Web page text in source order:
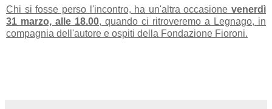
Chi si fosse perso l'incontro, ha un'altra occasione venerdì
31 marzo, alle 18.00, quando ci ritroveremo a Legnago, in
compagnia dell'autore e ospiti della Fondazione Fioroni.